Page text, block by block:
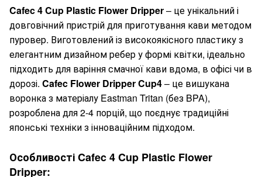
Cafec 4 Cup Plastic Flower Dripper– це унікальний і
довговічний пристрій для приготування кави методом
пуровер. Виготовлений із високоякісного пластику з
елегантним дизайном ребер у формі квітки, ідеально
підходить для варіння смачної кави вдома, в офісі чи в
дорозі. Cafec Flower Dripper Cup4– це вишукана
воронка з матеріалу Eastman Tritan (без BPA),
розроблена для 2-4 порцій, що поєднує традиційні
японські техніки з інноваційним підходом.
Особливості Cafec 4 Cup Plastic Flower
Dripper: